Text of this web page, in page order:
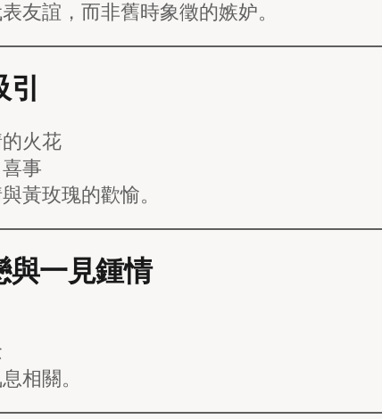
友誼，而非舊時象徵的嫉妒。
火花
事
黃玫瑰的歡愉。
一見鍾情
相關。